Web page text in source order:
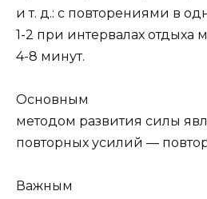
и т. д.: с повторениями в
1-2 при интервалах отдыха
4-8 минут.
Основным
методом развития силы
повторных усилий —
Важным